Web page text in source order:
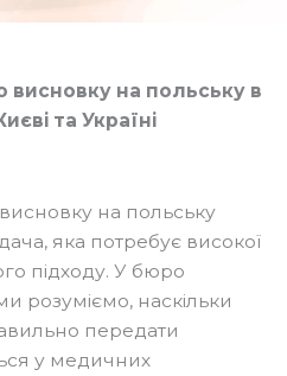
на польську в
та Україні
на польську
яка потребує високої
підходу. У бюро
розуміємо, наскільки
передати
у медичних